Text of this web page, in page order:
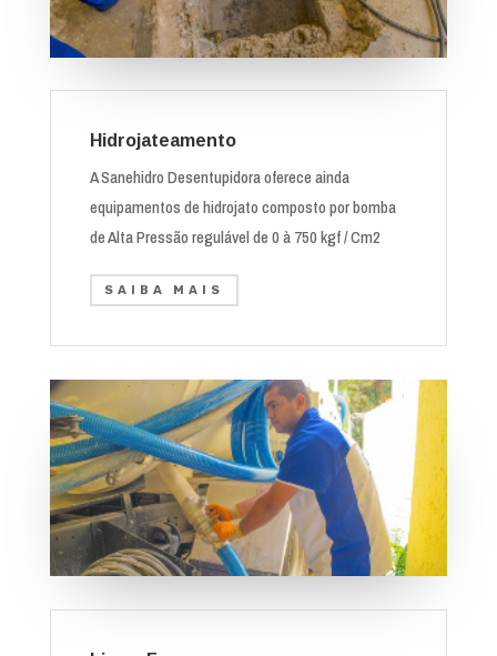
Hidrojateamento
A Sanehidro Desentupidora oferece ainda
equipamentos de hidrojato composto por bomba
de Alta Pressão regulável de 0 à 750 kgf / Cm2
SAIBA MAIS